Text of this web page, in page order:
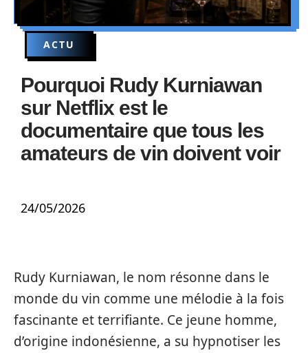
ACTU
Pourquoi Rudy Kurniawan
sur Netflix est le
documentaire que tous les
amateurs de vin doivent voir
24/05/2026
Rudy Kurniawan, le nom résonne dans le
monde du vin comme une mélodie à la fois
fascinante et terrifiante. Ce jeune homme,
d’origine indonésienne, a su hypnotiser les